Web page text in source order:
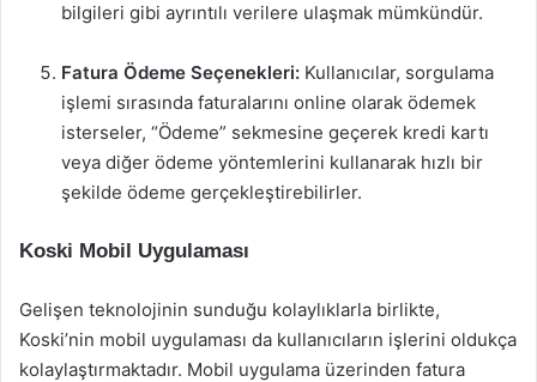
bilgileri gibi ayrıntılı verilere ulaşmak mümkündür.
Fatura Ödeme Seçenekleri: Kullanıcılar, sorgulama
işlemi sırasında faturalarını online olarak ödemek
isterseler, “Ödeme” sekmesine geçerek kredi kartı
veya diğer ödeme yöntemlerini kullanarak hızlı bir
şekilde ödeme gerçekleştirebilirler.
Koski Mobil Uygulaması
Gelişen teknolojinin sunduğu kolaylıklarla birlikte,
Koski’nin mobil uygulaması da kullanıcıların işlerini oldukça
kolaylaştırmaktadır. Mobil uygulama üzerinden fatura